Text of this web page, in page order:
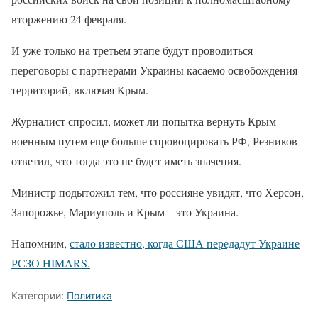
вторжению 24 февраля.
И уже только на третьем этапе будут проводиться
переговоры с партнерами Украины касаемо освобождения
территорий, включая Крым.
Журналист спросил, может ли попытка вернуть Крым
военным путем еще больше спровоцировать РФ, Резников
ответил, что тогда это не будет иметь значения.
Министр подытожил тем, что россияне увидят, что Херсон,
Запорожье, Мариуполь и Крым – это Украина.
Напомним, стало известно, когда США передадут Украине
РСЗО HIMARS.
Категории: Политика